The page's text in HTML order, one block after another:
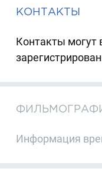
КОНТАКТЫ
Контакты могут
Информация